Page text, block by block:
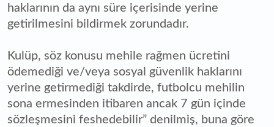
haklarının da aynı süre içerisinde yerine
getirilmesini bildirmek zorundadır.
Kulüp, söz konusu mehile rağmen ücretini
ödemediği ve/veya sosyal güvenlik haklarını
yerine getirmediği takdirde, futbolcu mehilin
sona ermesinden itibaren ancak 7 gün içinde
sözleşmesini feshedebilir” denilmiş, buna göre